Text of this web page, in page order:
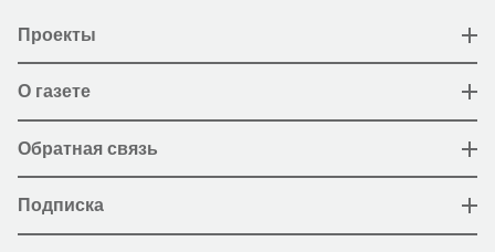
Проекты
О газете
Обратная связь
Подписка